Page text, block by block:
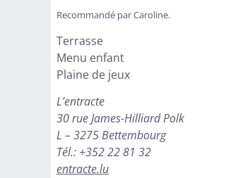
Recommandé par Caroline.
Terrasse
Menu enfant
Plaine de jeux
L’entracte
30 rue James-Hilliard Polk
L – 3275 Bettembourg
Tél.: +352 22 81 32
entracte.lu